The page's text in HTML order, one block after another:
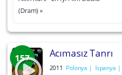
(Dram) »
157 Acımasız Tanrı
2011 Polonya İspanya